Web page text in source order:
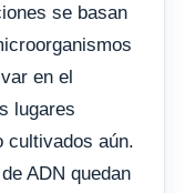
se basan
en el
lugares
cultivados aún.
ADN quedan